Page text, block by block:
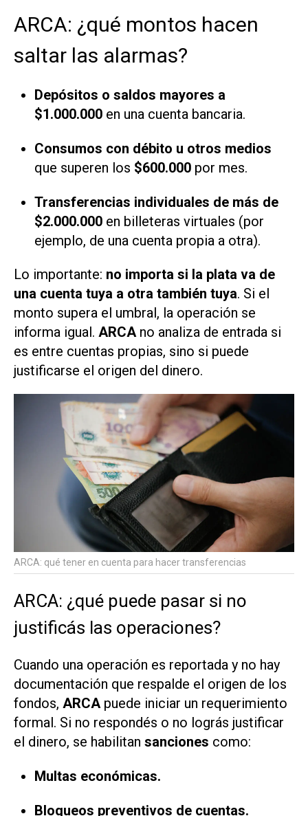
ARCA: ¿qué montos hacen
saltar las alarmas?
Depósitos o saldos mayores a
$1.000.000 en una cuenta bancaria.
Consumos con débito u otros medios
que superen los $600.000 por mes.
Transferencias individuales de más de
$2.000.000 en billeteras virtuales (por
ejemplo, de una cuenta propia a otra).
Lo importante: no importa si la plata va de
una cuenta tuya a otra también tuya. Si el
monto supera el umbral, la operación se
informa igual. ARCA no analiza de entrada si
es entre cuentas propias, sino si puede
justificarse el origen del dinero.
ARCA: qué tener en cuenta para hacer transferencias
ARCA: ¿qué puede pasar si no
justificás las operaciones?
Cuando una operación es reportada y no hay
documentación que respalde el origen de los
fondos, ARCA puede iniciar un requerimiento
formal. Si no respondés o no lográs justificar
el dinero, se habilitan sanciones como:
Multas económicas.
Bloqueos preventivos de cuentas.